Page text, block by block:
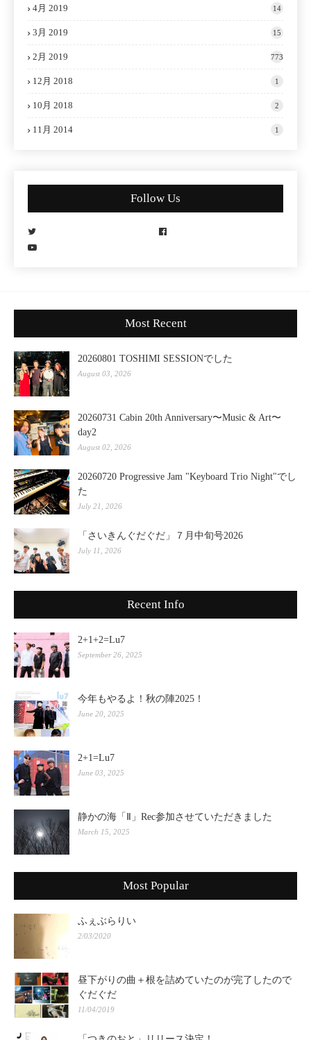
4月 2019 14
3月 2019 15
2月 2019 773
12月 2018 1
10月 2018 2
11月 2014 1
Follow Us
Most Recent
20260801 TOSHIMI SESSIONでした
August 03, 2026
20260731 Cabin 20th Anniversary〜Music & Art〜
day2
August 02, 2026
20260720 Progressive Jam "Keyboard Trio Night"でし
た
July 21, 2026
「さいきんぐだぐだ」７月中旬号2026
July 11, 2026
Recent Info
2+1+2=Lu7
September 26, 2025
今年もやるよ！秋の陣2025！
June 20, 2025
2+1=Lu7
June 03, 2025
静かの海「Ⅱ」Rec参加させていただきました
March 15, 2025
Most Popular
ふぇぶらりい
2/03/2020
昼下がりの曲＋根を詰めていたのが完了したので
ぐだぐだ
11/04/2019